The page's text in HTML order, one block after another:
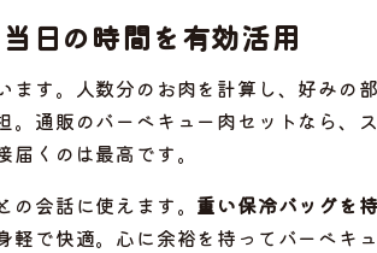
日の時間を有効活用
す。人数分のお肉を計算し、好みの部
。通販のバーベキュー肉セットなら、
くのは最高です。
会話に使えます。 重い保冷バッグを
軽で快適。心に余裕を持ってバーベキ